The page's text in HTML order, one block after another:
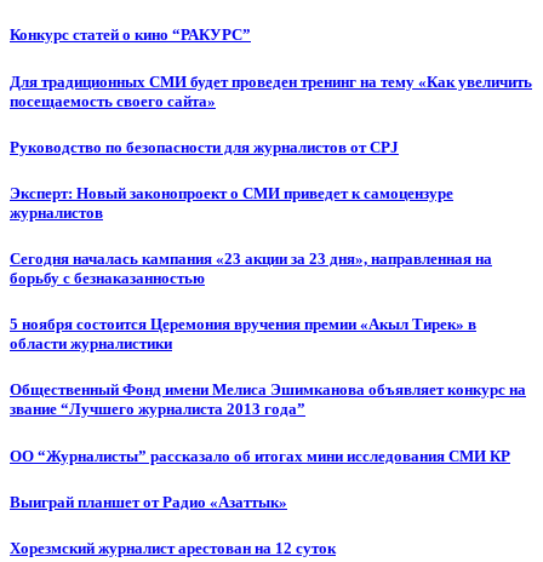
Конкурс статей о кино “РАКУРС”
Для традиционных СМИ будет проведен тренинг на тему «Как увеличить
посещаемость своего сайта»
Руководство по безопасности для журналистов от CPJ
Эксперт: Новый законопроект о СМИ приведет к самоцензуре
журналистов
Сегодня началась кампания «23 акции за 23 дня», направленная на
борьбу с безнаказанностью
5 ноября состоится Церемония вручения премии «Акыл Тирек» в
области журналистики
Общественный Фонд имени Мелиса Эшимканова объявляет конкурс на
звание “Лучшего журналиста 2013 года”
ОО “Журналисты” рассказало об итогах мини исследования СМИ КР
Выиграй планшет от Радио «Азаттык»
Хорезмский журналист арестован на 12 суток